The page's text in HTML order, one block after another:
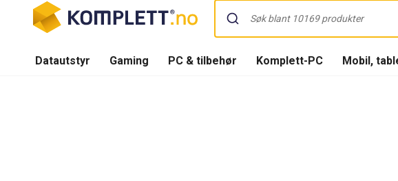
Datautstyr Gaming PC & tilbehør Komplett-PC Mobil,